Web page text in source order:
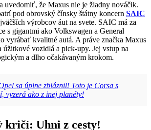
uvedomiť, že Maxus nie je žiadny nováčik.
pod obrovský čínsky štátny koncern SAIC
výrobcov áut na svete. SAIC má za
s gigantmi ako Volkswagen a General
vyrábať kvalitné autá. A práve značka Maxus
úžitkové vozidlá a pick-upy. Jej vstup na
a dlho očakávaným krokom.
sa úplne zbláznil! Toto je Corsa s
vyzerá ako z inej planéty!
kričí: Uhni z cesty!